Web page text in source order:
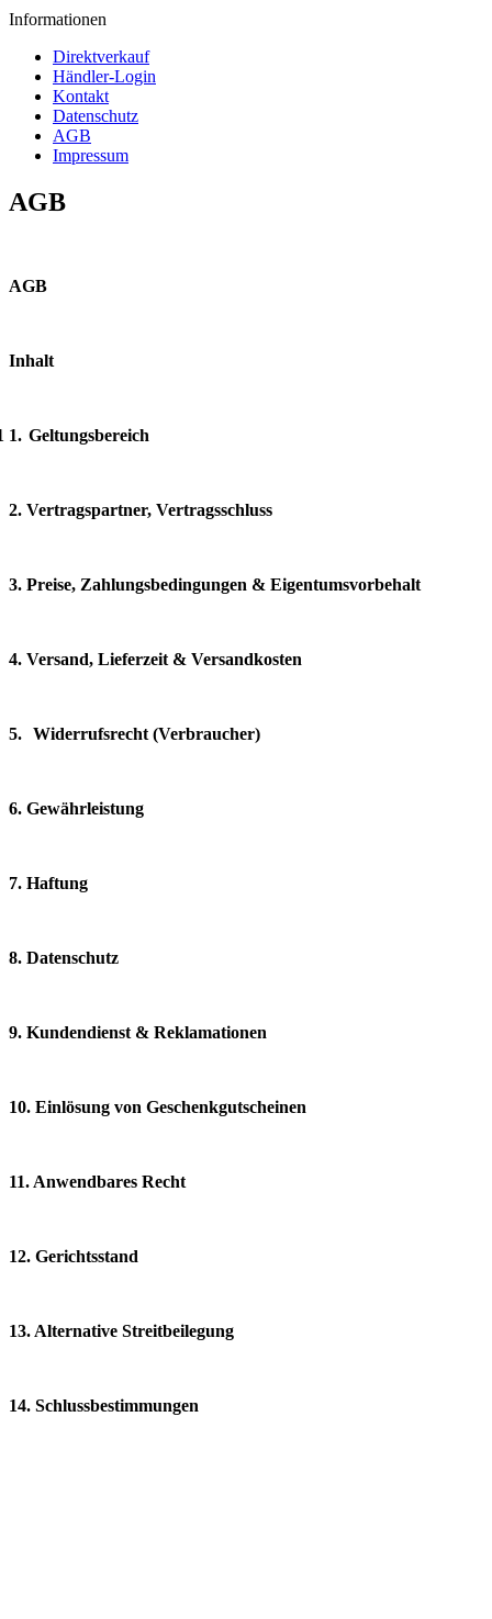
Informationen
Direktverkauf
Händler-Login
Kontakt
Datenschutz
AGB
Impressum
AGB
AGB
Inhalt
1. Geltungsbereich
Vertragsschluss
Preise, Zahlungsbedingungen & Eigentumsvorbehalt
Versand, Lieferzeit & Versandkosten
Widerrufsrecht (Verbraucher)
Gewährleistung
Haftung
Datenschutz
Kundendienst & Reklamationen
Einlösung von Geschenkgutscheinen
Anwendbares Recht
Gerichtsstand
Alternative Streitbeilegung
Schlussbestimmungen